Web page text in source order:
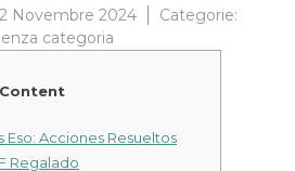
Novembre 2024
Categorie:
categoria
Content
Eso: Acciones Resueltos
Regalado